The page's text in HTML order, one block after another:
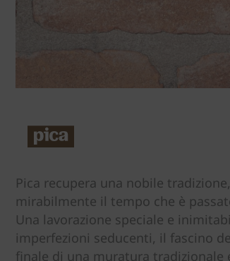
Pica recupera una nobile
mirabilmente il tempo che è
Una lavorazione speciale e
imperfezioni seducenti, il fascino
finale di una muratura tradizionale